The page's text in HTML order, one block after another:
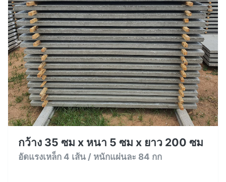
กว้าง 35 ซม x หนา 5 ซม x ยาว 200 ซม
อัดแรงเหล็ก 4 เส้น / หนักแผ่นละ 84 กก